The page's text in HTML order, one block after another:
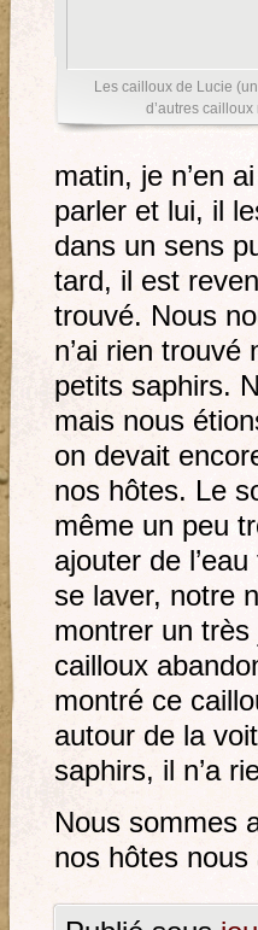
Les cailloux de Lucie
d’autres
matin, je n’en
parler et lui, il
dans un sens
tard, il est
trouvé. Nous
n’ai rien
petits saphirs.
mais nous
on devait
nos hôtes. Le
même un peu
ajouter de
se laver, notre
montrer un très
cailloux
montré ce
autour de la
saphirs, il n’a
Nous sommes
nos hôtes